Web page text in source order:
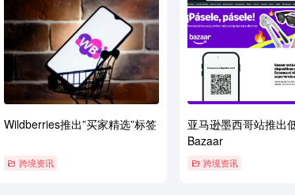
Wildberries推出”买家精选”标签
跨境资讯
亚马逊墨西哥站推出
Bazaar
跨境资讯